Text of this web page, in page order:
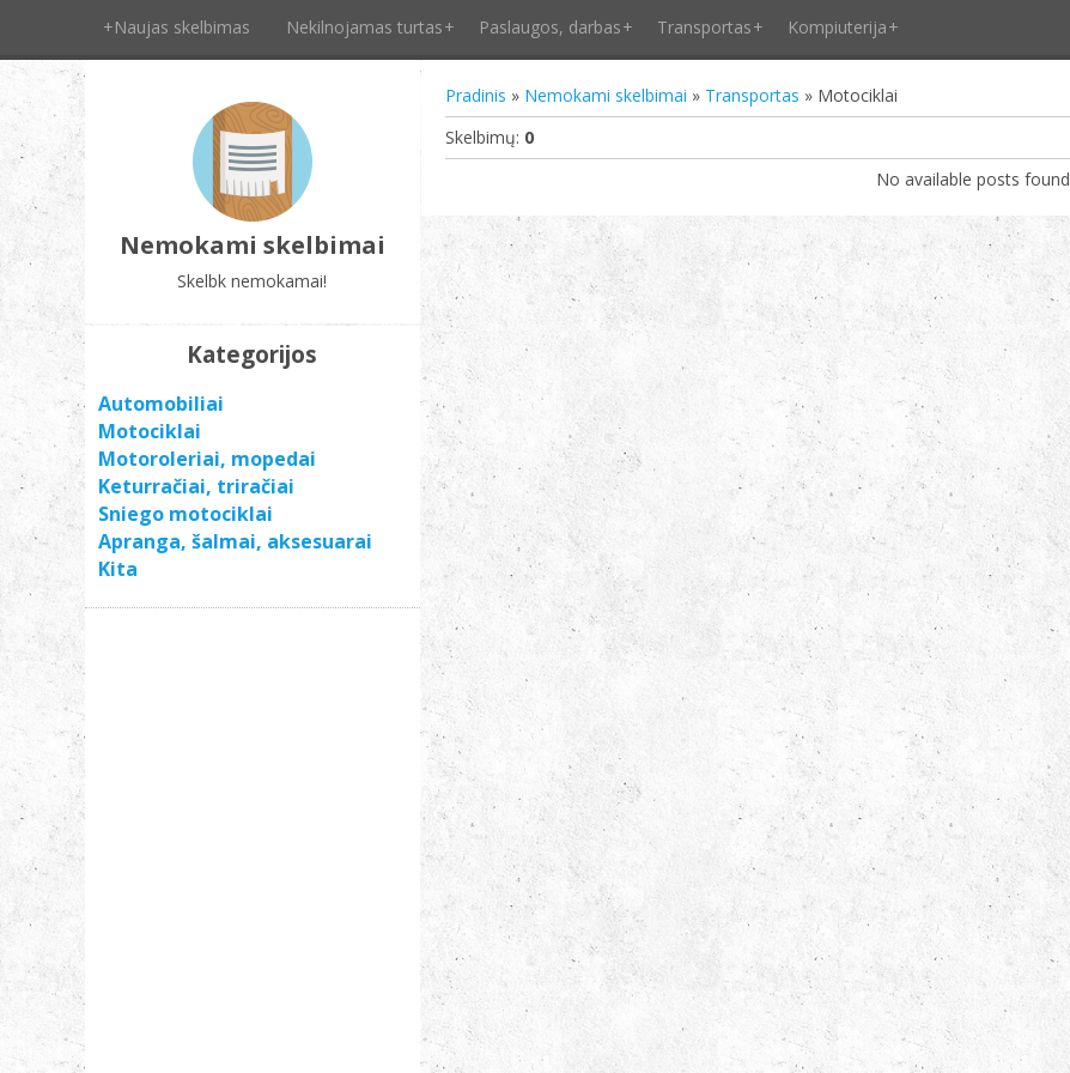
+Naujas skelbimas Nekilnojamas turtas Paslaugos, darbas Transportas Kompiuterija
Nemokami skelbimai
Skelbk nemokamai!
Pradinis » Nemokami skelbimai » Transportas » Motociklai
Skelbimų: 0
No available posts found
Kategorijos
Automobiliai
Motociklai
Motoroleriai, mopedai
Keturračiai, triračiai
Sniego motociklai
Apranga, šalmai, aksesuarai
Kita